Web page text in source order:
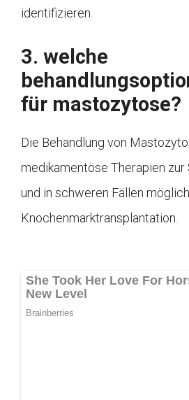
identifizieren.
3. welche
für mastozytose?
Die Behandlung von
medikamentöse Therapien
und in schweren Fällen
Knochenmarktransplantation.